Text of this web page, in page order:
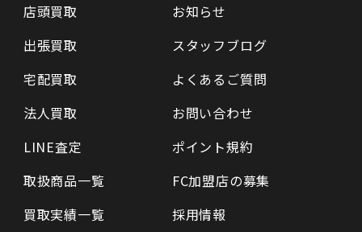
店頭買取
出張買取
宅配買取
法人買取
LINE査定
取扱商品一覧
買取実績一覧
お知らせ
スタッフブログ
よくあるご質問
お問い合わせ
ポイント規約
FC加盟店の募集
採用情報